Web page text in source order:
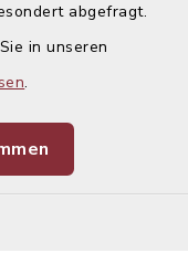
abgefragt.
in unseren
.